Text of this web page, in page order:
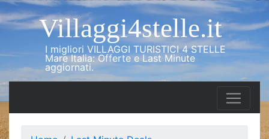
Villaggi4stelle.it
I migliori VILLAGGI TURISTICI 4 STELLE
Mare Italia: Offerte e Last Minute
aggiornati.